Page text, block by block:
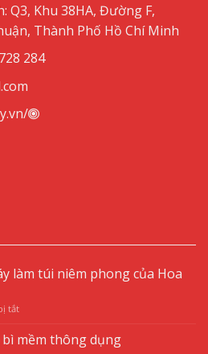
Q3, Khu 38HA, Đường F,
Thành Phố Hồ Chí Minh
284
làm túi niêm phong của Hoa
tắtở
dàn
mềm thông dụng